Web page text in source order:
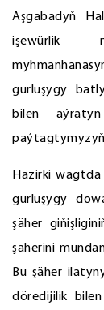
Aşgabadyň
işewürlik
gurluşygy
bilen
Häzirki
gurluşygy
şäher
şäherini
Bu şäher
döredijilik